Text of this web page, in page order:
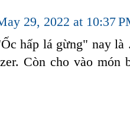
29, 2022 at 10:37
hấp lá gừng" nay
Còn cho vào